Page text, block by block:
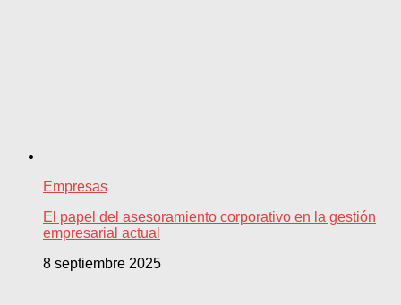
Empresas
El papel del asesoramiento corporativo en la gestión
empresarial actual
8 septiembre 2025